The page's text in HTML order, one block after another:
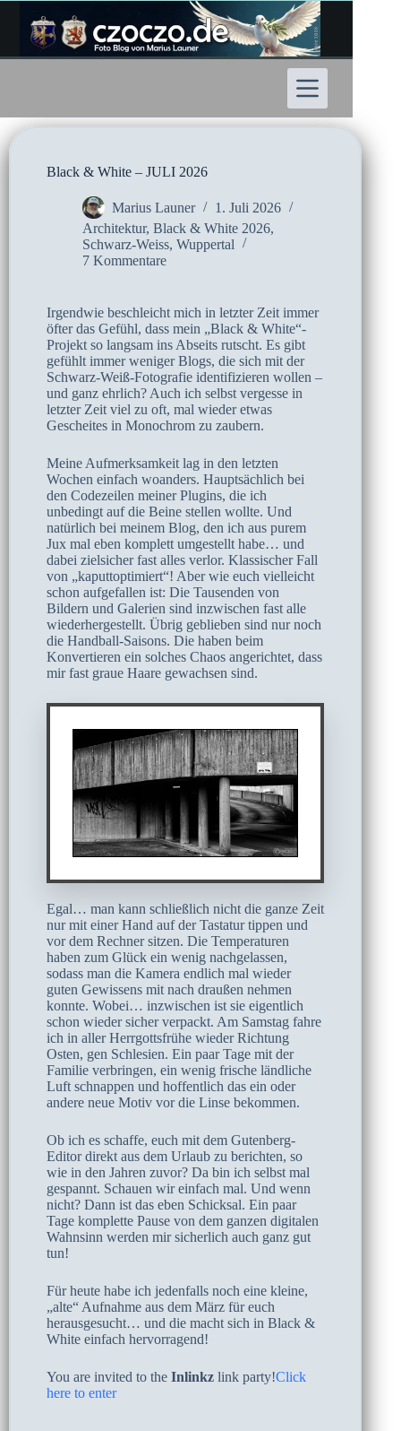
Inhalt
springen
Black & White – JULI 2026
Marius Launer
1. Juli 2026
Architektur, Black & White 2026,
Schwarz-Weiss, Wuppertal
7 Kommentare
Irgendwie beschleicht mich in letzter Zeit immer
öfter das Gefühl, dass mein „Black & White“-
Projekt so langsam ins Abseits rutscht. Es gibt
gefühlt immer weniger Blogs, die sich mit der
Schwarz-Weiß-Fotografie identifizieren wollen –
und ganz ehrlich? Auch ich selbst vergesse in
letzter Zeit viel zu oft, mal wieder etwas
Gescheites in Monochrom zu zaubern.
Meine Aufmerksamkeit lag in den letzten
Wochen einfach woanders. Hauptsächlich bei
den Codezeilen meiner Plugins, die ich
unbedingt auf die Beine stellen wollte. Und
natürlich bei meinem Blog, den ich aus purem
Jux mal eben komplett umgestellt habe… und
dabei zielsicher fast alles verlor. Klassischer Fall
von „kaputtoptimiert“! Aber wie euch vielleicht
schon aufgefallen ist: Die Tausenden von
Bildern und Galerien sind inzwischen fast alle
wiederhergestellt. Übrig geblieben sind nur noch
die Handball-Saisons. Die haben beim
Konvertieren ein solches Chaos angerichtet, dass
mir fast graue Haare gewachsen sind.
Egal… man kann schließlich nicht die ganze Zeit
nur mit einer Hand auf der Tastatur tippen und
vor dem Rechner sitzen. Die Temperaturen
haben zum Glück ein wenig nachgelassen,
sodass man die Kamera endlich mal wieder
guten Gewissens mit nach draußen nehmen
konnte. Wobei… inzwischen ist sie eigentlich
schon wieder sicher verpackt. Am Samstag fahre
ich in aller Herrgottsfrühe wieder Richtung
Osten, gen Schlesien. Ein paar Tage mit der
Familie verbringen, ein wenig frische ländliche
Luft schnappen und hoffentlich das ein oder
andere neue Motiv vor die Linse bekommen.
Ob ich es schaffe, euch mit dem Gutenberg-
Editor direkt aus dem Urlaub zu berichten, so
wie in den Jahren zuvor? Da bin ich selbst mal
gespannt. Schauen wir einfach mal. Und wenn
nicht? Dann ist das eben Schicksal. Ein paar
Tage komplette Pause von dem ganzen digitalen
Wahnsinn werden mir sicherlich auch ganz gut
tun!
Für heute habe ich jedenfalls noch eine kleine,
„alte“ Aufnahme aus dem März für euch
herausgesucht… und die macht sich in Black &
White einfach hervorragend!
You are invited to the Inlinkz link party!Click
here to enter